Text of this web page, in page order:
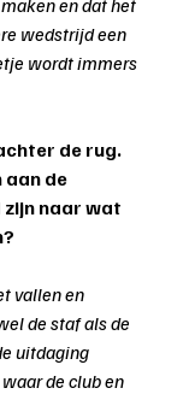
wedstrijd een
wordt immers
de rug.
aan de
naar wat
vallen en
de staf als de
uitdaging
de club en